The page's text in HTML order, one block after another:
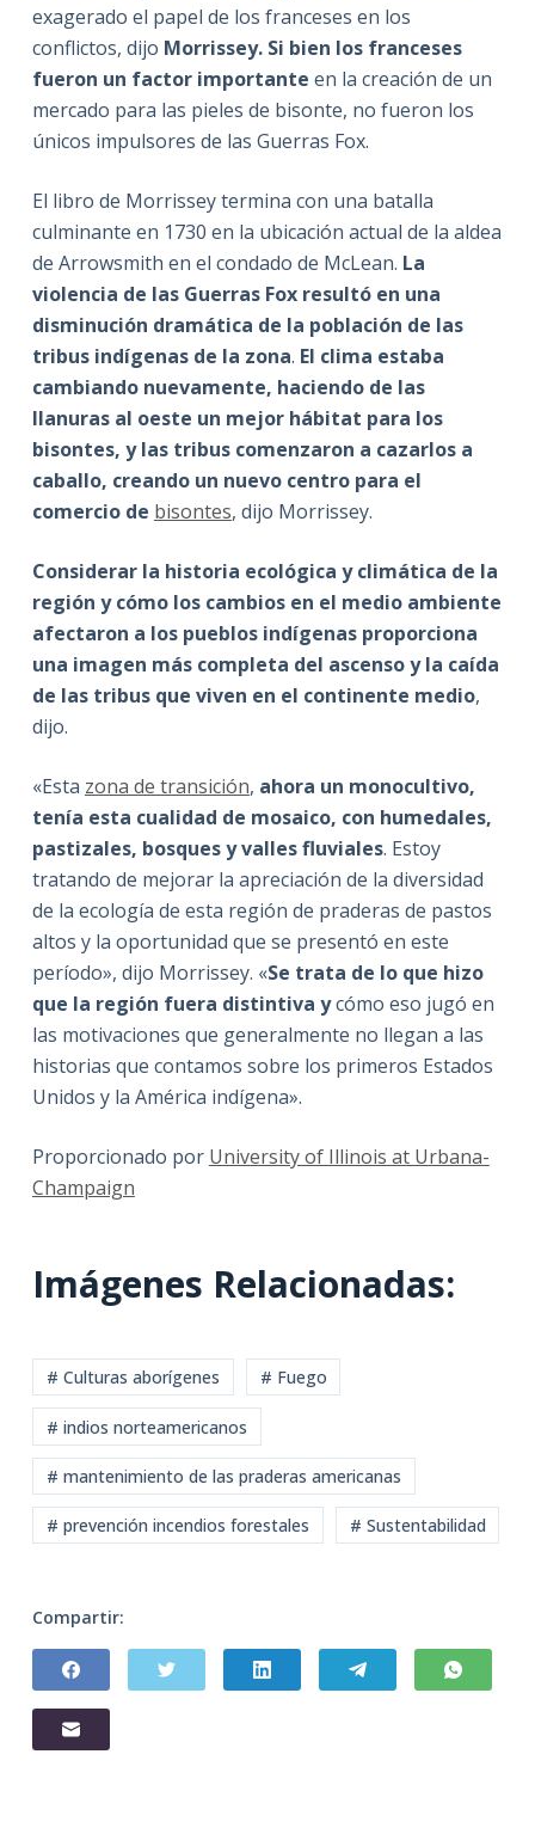
exagerado el papel de los franceses en los
conflictos, dijo Morrissey. Si bien los franceses
fueron un factor importante en la creación de un
mercado para las pieles de bisonte, no fueron los
únicos impulsores de las Guerras Fox.
El libro de Morrissey termina con una batalla
culminante en 1730 en la ubicación actual de la aldea
de Arrowsmith en el condado de McLean. La
violencia de las Guerras Fox resultó en una
disminución dramática de la población de las
tribus indígenas de la zona. El clima estaba
cambiando nuevamente, haciendo de las
llanuras al oeste un mejor hábitat para los
bisontes, y las tribus comenzaron a cazarlos a
caballo, creando un nuevo centro para el
comercio de bisontes, dijo Morrissey.
Considerar la historia ecológica y climática de la
región y cómo los cambios en el medio ambiente
afectaron a los pueblos indígenas proporciona
una imagen más completa del ascenso y la caída
de las tribus que viven en el continente medio,
dijo.
«Esta zona de transición, ahora un monocultivo,
tenía esta cualidad de mosaico, con humedales,
pastizales, bosques y valles fluviales. Estoy
tratando de mejorar la apreciación de la diversidad
de la ecología de esta región de praderas de pastos
altos y la oportunidad que se presentó en este
período», dijo Morrissey. «Se trata de lo que hizo
que la región fuera distintiva ycómo eso jugó en
las motivaciones que generalmente no llegan a las
historias que contamos sobre los primeros Estados
Unidos y la América indígena».
Proporcionado por University of Illinois at Urbana-
Champaign
Imágenes Relacionadas:
# Culturas aborígenes # Fuego
# indios norteamericanos
# mantenimiento de las praderas americanas
# prevención incendios forestales # Sustentabilidad
Compartir: